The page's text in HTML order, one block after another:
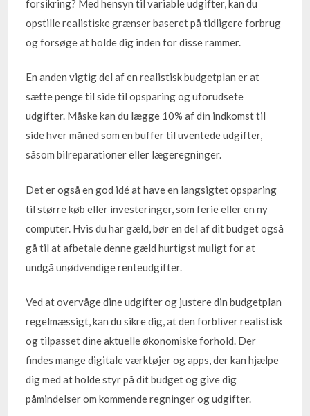
forsikring? Med hensyn til variable udgifter, kan du
opstille realistiske grænser baseret på tidligere forbrug
og forsøge at holde dig inden for disse rammer.
En anden vigtig del af en realistisk budgetplan er at
sætte penge til side til opsparing og uforudsete
udgifter. Måske kan du lægge 10% af din indkomst til
side hver måned som en buffer til uventede udgifter,
såsom bilreparationer eller lægeregninger.
Det er også en god idé at have en langsigtet opsparing
til større køb eller investeringer, som ferie eller en ny
computer. Hvis du har gæld, bør en del af dit budget også
gå til at afbetale denne gæld hurtigst muligt for at
undgå unødvendige renteudgifter.
Ved at overvåge dine udgifter og justere din budgetplan
regelmæssigt, kan du sikre dig, at den forbliver realistisk
og tilpasset dine aktuelle økonomiske forhold. Der
findes mange digitale værktøjer og apps, der kan hjælpe
dig med at holde styr på dit budget og give dig
påmindelser om kommende regninger og udgifter.